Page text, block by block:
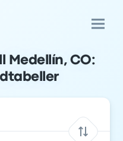
Medellín, CO: